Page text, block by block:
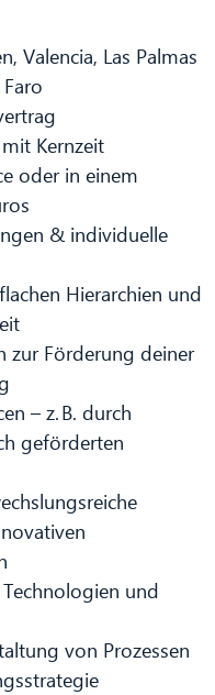
Valencia, Las Palmas
Kernzeit
oder in einem
& individuelle
Hierarchien und
zur Förderung deiner
– z. B. durch
geförderten
und
von Prozessen